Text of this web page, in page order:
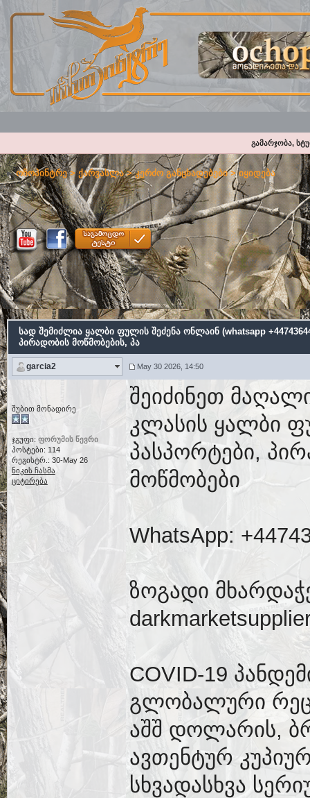
გამარჯობა,
ოჩოპინტრე>ქარვასლა>კერძო განცხადებები>იყიდება
სად შემიძლია ყალბი ფულის შეძენა ონლაინ (whatsapp
პირადობის მოწმობების, პა
garcia2 May 30 2026, 14:50
შუბით მონადირე
ჯგუფი: ფორუმის წევრი
პოსტები: 114
რეგისტრ.: 30-May 26
ნიკის ჩასმა
ციტირება
შეიძინეთ
კლასის ყალბი
პასპორტები,
მოწმობები
WhatsApp:
ზოგადი
COVID-19
გლობალური
აშშ დოლარის,
ავთენტურ
სხვადასხვა